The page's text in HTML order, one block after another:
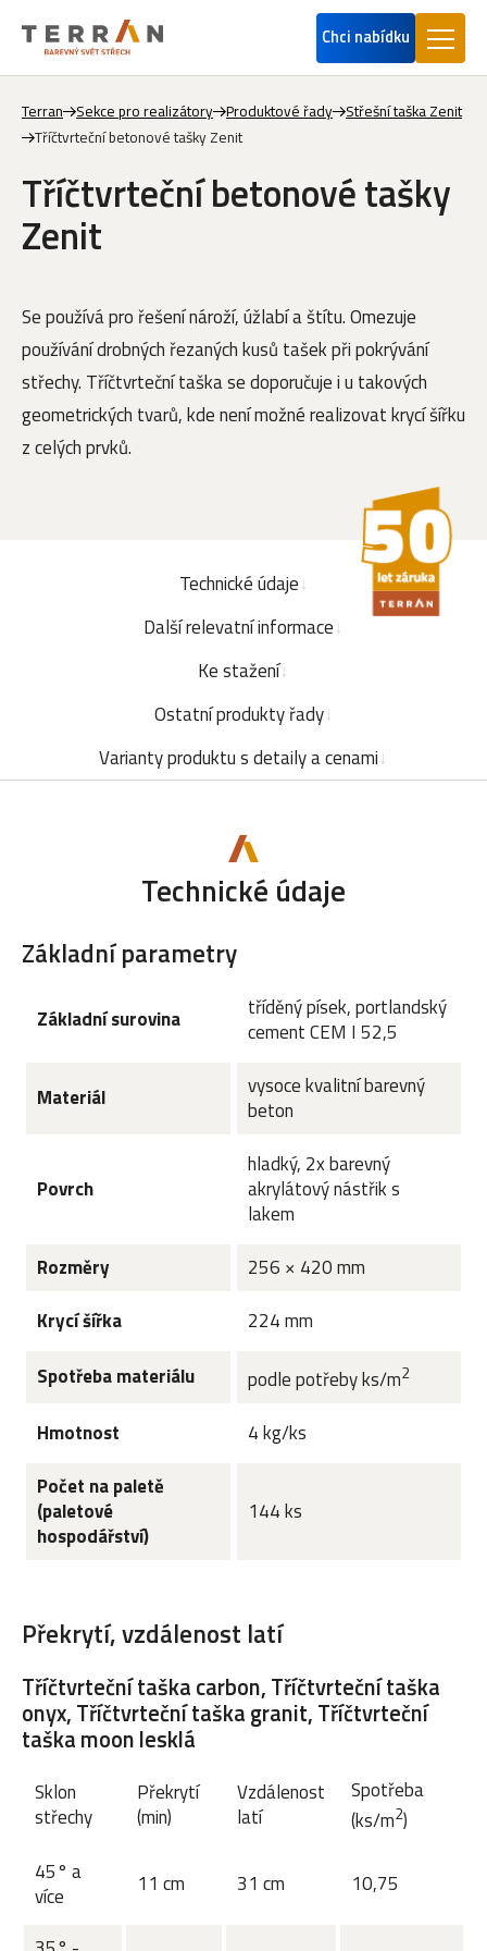
Chci nabídku
Terran Sekce pro realizátory Produktové řady
Střešní taška Zenit
Tříčtvrteční betonové tašky Zenit
Tříčtvrteční betonové tašky
Zenit
Se používá pro řešení nároží, úžlabí a štítu. Omezuje
používání drobných řezaných kusů tašek při pokrývání
střechy. Tříčtvrteční taška se doporučuje i u takových
geometrických tvarů, kde není možné realizovat krycí šířku
z celých prvků.
Technické údaje
Další relevatní informace
Ke stažení
Ostatní produkty řady
Varianty produktu s detaily a cenami
Technické údaje
Základní parametry
Základní surovina
tříděný písek, portlandský
cement CEM I 52,5
Materiál
vysoce kvalitní barevný
beton
Povrch
hladký, 2x barevný
akrylátový nástřik s
lakem
Rozměry
256 × 420 mm
Krycí šířka
224 mm
Spotřeba materiálu
podle potřeby ks/m2
Hmotnost
4 kg/ks
Počet na paletě
(paletové
hospodářství)
144 ks
Překrytí, vzdálenost latí
Tříčtvrteční taška carbon, Tříčtvrteční taška
onyx, Tříčtvrteční taška granit, Tříčtvrteční
taška moon lesklá
Sklon
střechy
Překrytí
(min)
Vzdálenost
latí
Spotřeba
(ks/m2)
45° a
více
11 cm 31 cm 10,75